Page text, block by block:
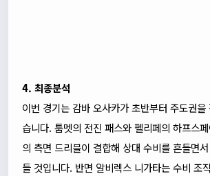
4. 최종분석
이번 경기는 감바 오사카가 초반부터 주도권
습니다. 툼멧의 전진 패스와 펠리페의 하프스
의 측면 드리블이 결합해 상대 수비를 흔들면
들 것입니다. 반면 알비렉스 니가타는 수비 조